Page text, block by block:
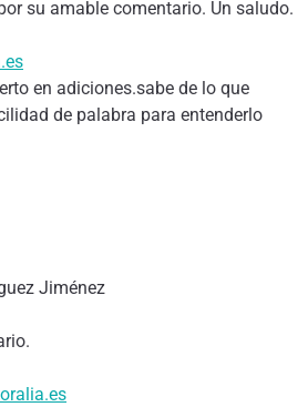
su amable comentario. Un saludo.
en adiciones.sabe de lo que
de palabra para entenderlo
Jiménez